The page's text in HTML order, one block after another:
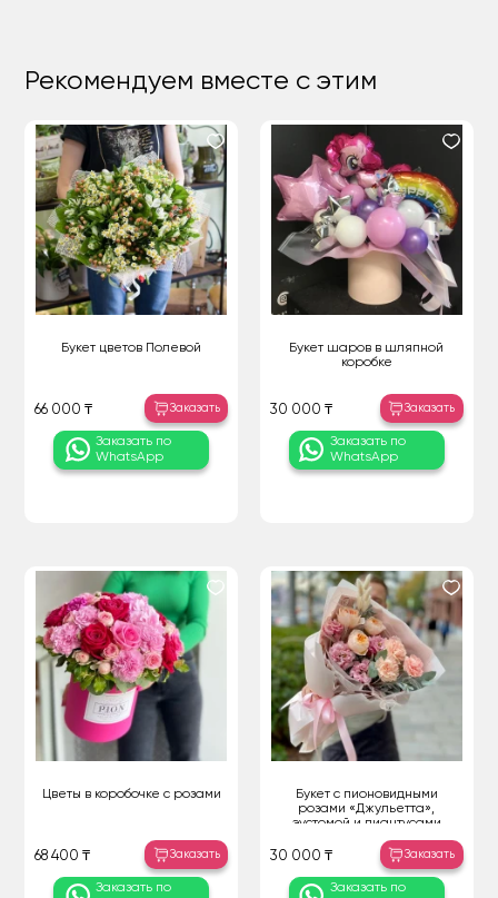
Рекомендуем вместе с этим
Букет цветов Полевой
66 000 ₸ Заказать
Заказать по
WhatsApp
Букет шаров в шляпной
коробке
30 000 ₸ Заказать
Заказать по
WhatsApp
Цветы в коробочке с розами
68 400 ₸ Заказать
Заказать по
Букет с пионовидными
розами «Джульетта»,
эустомой и диантусами
30 000 ₸ Заказать
Заказать по